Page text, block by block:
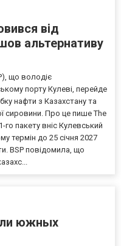
від
альтернативу
що володіє
порту Кулеві, перейде
нафти з Казахстану та
сировини. Про це пише The
пакету вніс Кулевський
термін до 25 січня 2027
BSP повідомила, що
южных